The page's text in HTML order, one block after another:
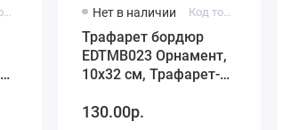
Код товара: EDTMB016 Нет в наличии Код товара: EDTMB023
Трафарет бордюр
EDTMB023 Орнамент,
10х32 см, Трафарет-
130.00р.